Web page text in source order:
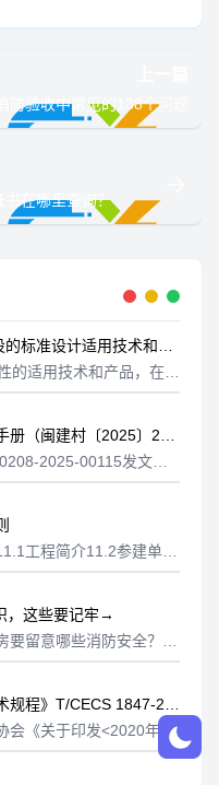
防验收中常见的138个问题
书在哪里查询？
的标准设计适用技术和产
的适用技术和产品，在提
安全性、保障住宅建筑建
智慧”的...
册（闽建村〔2025〕2
2025-00115发文字
机构福建省住房和城乡建
工程简介11.2参建单位
程4四路基工程监理控制
，这些要记牢→
要留意哪些消防安全？以
规程》T/CECS 1847-20
会《关于印发<2020年第
>的通知》（建标协字